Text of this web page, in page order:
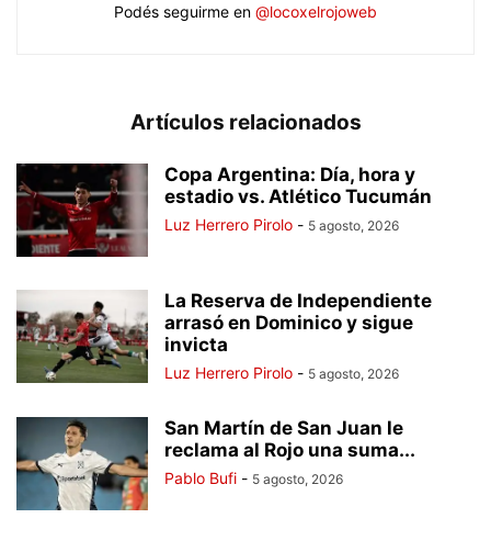
Podés seguirme en @locoxelrojoweb
Artículos relacionados
Copa Argentina: Día, hora y
estadio vs. Atlético Tucumán
Luz Herrero Pirolo - 5 agosto, 2026
La Reserva de Independiente
arrasó en Dominico y sigue
invicta
Luz Herrero Pirolo - 5 agosto, 2026
San Martín de San Juan le
reclama al Rojo una suma...
Pablo Bufi - 5 agosto, 2026